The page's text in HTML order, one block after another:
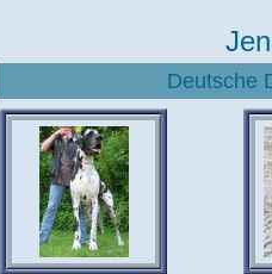
Deutsche